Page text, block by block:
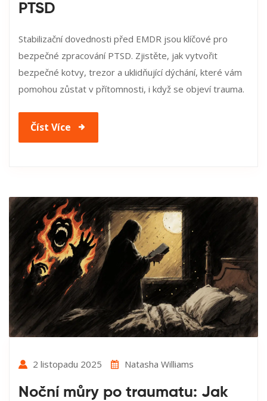
PTSD
Stabilizační dovednosti před EMDR jsou klíčové pro
bezpečné zpracování PTSD. Zjistěte, jak vytvořit
bezpečné kotvy, trezor a uklidňující dýchání, které vám
pomohou zůstat v přítomnosti, i když se objeví trauma.
Číst Více
2 listopadu 2025 Natasha Williams
Noční můry po traumatu: Jak